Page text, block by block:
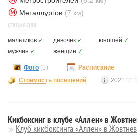
Металлургов (7 км)
СЕКЦИЯ ДЛЯ
мальчиков ✓ девочек ✓ юношей ✓
мужчин ✓ женщин ✓
Фото (1)
Расписание
Стоимость посещений
Кикбоксинг в клубе «Аллен» в
Клуб кикбоксинга «Аллен» в